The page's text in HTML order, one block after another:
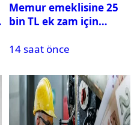
Memur emeklisine 25
bin TL ek zam için
14 saat önce